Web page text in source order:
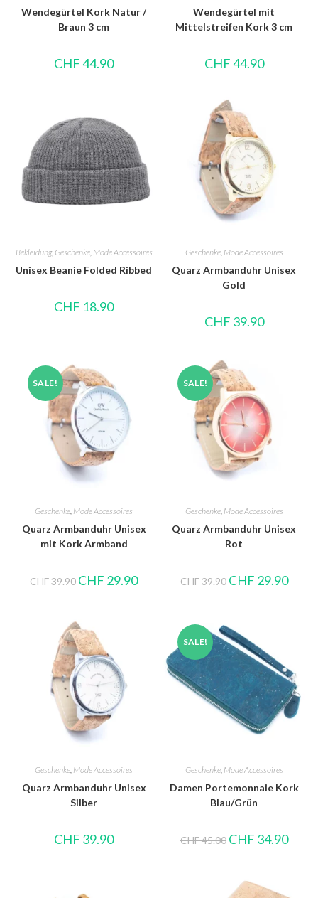
Wendegürtel Kork Natur /
Braun 3 cm
CHF44.90
Wendegürtel mit
Mittelstreifen Kork 3 cm
CHF44.90
Bekleidung, Geschenke, Mode Accessoires
Unisex Beanie Folded Ribbed
CHF 18.90
Geschenke, Mode Accessoires
Quarz Armbanduhr Unisex
Gold
CHF 39.90
SALE!
Geschenke, Mode Accessoires
Quarz Armbanduhr Unisex
mit Kork Armband
CHF39.90 CHF 29.90
SALE!
Geschenke, Mode Accessoires
Quarz Armbanduhr Unisex
Rot
CHF39.90 CHF 29.90
Geschenke Mode Accessoires
Quarz Armbanduhr Unisex
Silber
CHF 39.90
SALE!
Geschenke, Mode Accessoires
Damen Portemonnaie Kork
Blau/Grün
CHF45.00 CHF 34.90